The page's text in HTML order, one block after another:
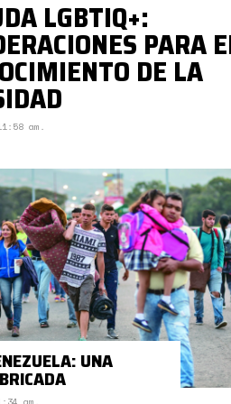
LGBTIQ+:
PARA
DE LA
am.
UNA